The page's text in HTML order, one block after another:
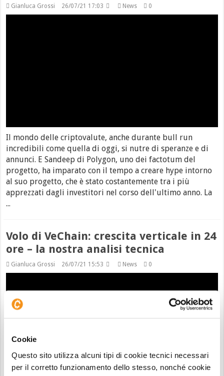
Cookie
Questo sito utilizza alcuni tipi di cookie tecnici necessari
per il corretto funzionamento dello stesso, nonché cookie
Gianluca Grossi 26/07/21 17:03 News 0
Il mondo delle criptovalute, anche durante bull run
incredibili come quella di oggi, si nutre di speranze e di
annunci. E Sandeep di Polygon, uno dei factotum del
progetto, ha imparato con il tempo a creare hype intorno
al suo progetto, che è stato costantemente tra i più
apprezzati dagli investitori nel corso dell'ultimo anno. La
...
Volo di VeChain: crescita verticale in 24
ore – la nostra analisi tecnica
Gianluca Grossi 26/07/21 15:53 News 0